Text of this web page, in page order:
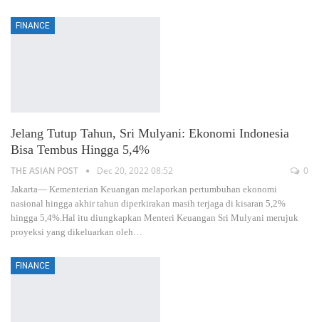
FINANCE
Jelang Tutup Tahun, Sri Mulyani: Ekonomi Indonesia
Bisa Tembus Hingga 5,4%
THE ASIAN POST Dec 20, 2022 08:52 0
Jakarta— Kementerian Keuangan melaporkan pertumbuhan ekonomi
nasional hingga akhir tahun diperkirakan masih terjaga di kisaran 5,2%
hingga 5,4%.Hal itu diungkapkan Menteri Keuangan Sri Mulyani merujuk
proyeksi yang dikeluarkan oleh…
FINANCE